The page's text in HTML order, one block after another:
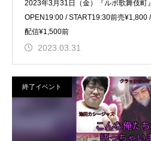
2023年3月31日（金）『ルポ歌舞伎町
OPEN19:00 / START19:30前売¥1,800
配信¥1,500前
2023.03.31
終了イベント